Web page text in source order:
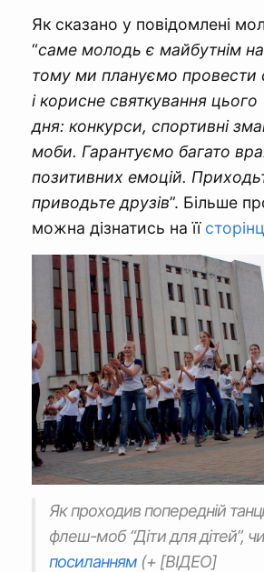
Як сказано у повідомлені
“саме молодь є майбутнім
тому ми плануємо провести
і корисне святкування цього
дня: конкурси, спортивні
моби. Гарантуємо багато
позитивних емоцій.
приводьте друзів”. Більше
можна дізнатись на її
Як проходив попередній
флеш-моб “Діти для дітей”,
посиланням (+ [ВІДЕО]